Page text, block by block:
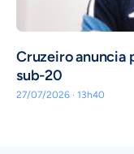
Cruzeiro anuncia
sub-20
27/07/2026 · 13h40